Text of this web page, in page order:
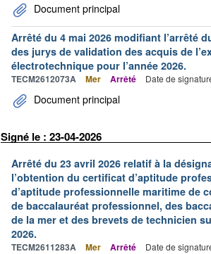
Document principal
Arrêté du 4 mai 2026 modifiant l’arrêté
des jurys de validation des acquis de
électrotechnique pour l’année 2026.
TECM2612073A Mer Arrêté Date de
Document principal
Signé le : 23-04-2026
Arrêté du 23 avril 2026 relatif à la
l’obtention du certificat d’aptitude
d’aptitude professionnelle maritime de
de baccalauréat professionnel, des
de la mer et des brevets de technicien
2026.
TECM2611283A Mer Arrêté Date de